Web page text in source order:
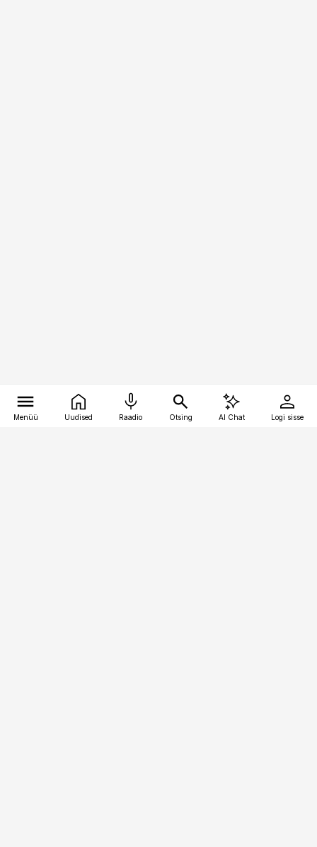
Menüü Uudised Raadio Otsing AI Chat Logi sisse